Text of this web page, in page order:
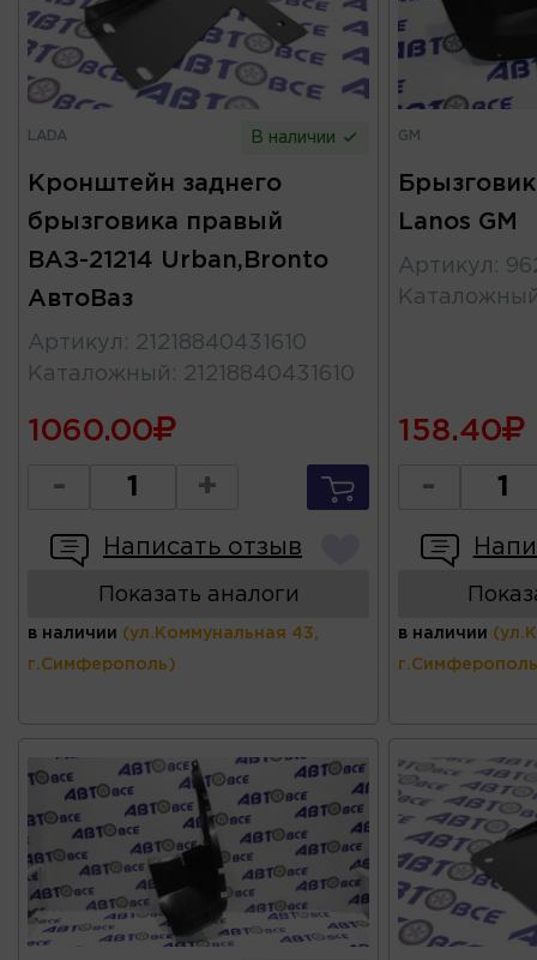
LADA В наличии
Кронштейн заднего
брызговика правый
ВАЗ-21214 Urban,Bronto
АвтоВаз
Артикул : 21218840431610
Каталожный : 21218840431610
1060.00
- +
Написать отзыв
Показать аналоги
в наличии (ул.Коммунальная 43,
г.Симферополь)
GM
Lanos GM
Артикул :
158.40
-
в наличии